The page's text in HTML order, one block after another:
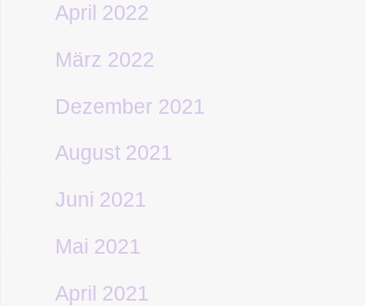
April 2022
März 2022
Dezember 2021
August 2021
Juni 2021
Mai 2021
April 2021